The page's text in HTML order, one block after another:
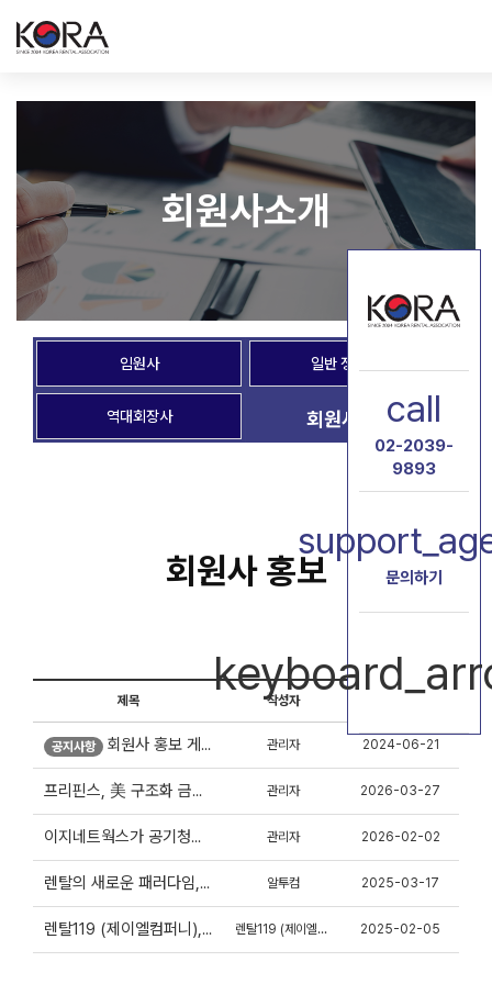
회원사소개
임원사 일반 정회원사
역대회장사 회원사 홍보
회원사 홍보
제목 작성자
공지사항 회원사 홍보 게시판 입니다. 관리자 2024-06-21
프리핀스, 美 구조화 금융 투자사 ACF 전략적 투자 유치 관리자 2026-03-27
이지네트웍스가 공기청정기 ‘에코버’를 CES ‘AI 전용관’에서 선보인 이유 관리자 2026-02-02
렌탈의 새로운 패러다임, 알투컴이 시작합니다. 알투컴 2025-03-17
렌탈119 (제이엘컴퍼니), 혁신 렌탈 서비스로 미래를 열다 렌탈119 (제이엘컴퍼니) 2025-02-05
call
02-2039-
9893
문의하기